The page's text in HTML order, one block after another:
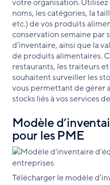
votre organisation.
noms, les catégories, la
etc.) de vos produits
conservation semaine par
d’inventaire, ainsi que la
de produits alimentaires.
restaurants, les traiteurs
souhaitent surveiller les
vous permettant de gérer
stocks liés à vos services
Modèle
pour les PME
Télécharger le modèle